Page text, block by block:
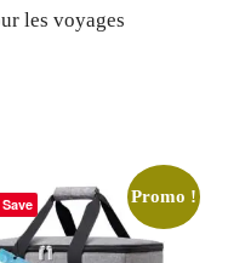
les voyages
Save Promo !